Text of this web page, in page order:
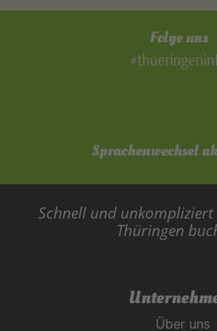
Folge uns
Sprachenwechsel
Schnell und
Thüringen
Über uns